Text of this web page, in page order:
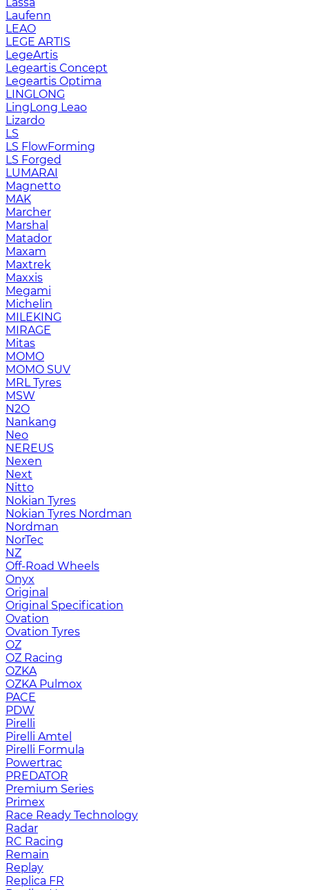
Laufenn
LEAO
LEGE ARTIS
LegeArtis
Legeartis Concept
Legeartis Optima
LINGLONG
LingLong Leao
Lizardo
LS
LS FlowForming
LS Forged
LUMARAI
Magnetto
MAK
Marcher
Marshal
Matador
Maxam
Maxtrek
Maxxis
Megami
Michelin
MILEKING
MIRAGE
Mitas
MOMO
MOMO SUV
MRL Tyres
MSW
N2O
Nankang
Neo
NEREUS
Nexen
Next
Nitto
Nokian Tyres
Nokian Tyres Nordman
Nordman
NorTec
NZ
Off-Road Wheels
Onyx
Original
Original Specification
Ovation
Ovation Tyres
OZ
OZ Racing
OZKA
OZKA Pulmox
PACE
PDW
Pirelli
Pirelli Amtel
Pirelli Formula
Powertrac
PREDATOR
Premium Series
Primex
Race Ready Technology
Radar
RC Racing
Remain
Replay
Replica FR